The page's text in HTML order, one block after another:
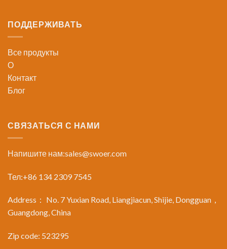
ПОДДЕРЖИВАТЬ
Все продукты
О
Контакт
Блог
СВЯЗАТЬСЯ С НАМИ
Напишите нам:sales@swoer.com
Тел:+86 134 2309 7545
Address： No. 7 Yuxian Road, Liangjiacun, Shijie, Dongguan，
Guangdong, China
Zip code: 523295